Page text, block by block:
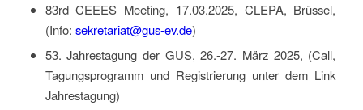
83rd CEEES Meeting, 17.03.2025, CLEPA, Brüssel,
(Info: sekretariat@gus-ev.de)
53. Jahrestagung der GUS, 26.-27. März 2025, (Call,
Tagungsprogramm und Registrierung unter dem Link
Jahrestagung)